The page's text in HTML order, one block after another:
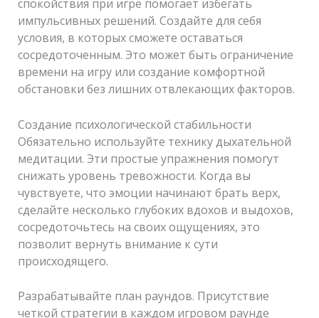
спокойствия при игре помогает избегать
импульсивных решений. Создайте для себя
условия, в которых сможете оставаться
сосредоточенным. Это может быть ограничение
времени на игру или создание комфортной
обстановки без лишних отвлекающих факторов.
Создание психологической стабильности
Обязательно используйте технику дыхательной
медитации. Эти простые упражнения помогут
снижать уровень тревожности. Когда вы
чувствуете, что эмоции начинают брать верх,
сделайте несколько глубоких вдохов и выдохов,
сосредоточьтесь на своих ощущениях, это
позволит вернуть внимание к сути
происходящего.
Разрабатывайте план раундов. Присутствие
четкой стратегии в каждом игровом раунде